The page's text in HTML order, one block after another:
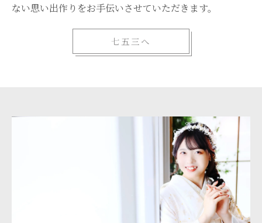
ない思い出作りをお手伝いさせていただきます。
七五三へ